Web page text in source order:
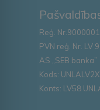
Reģ.
PVN reģ. Nr. LV
AS „SEB banka”
Kods: UNLALV2X
Konts: LV58